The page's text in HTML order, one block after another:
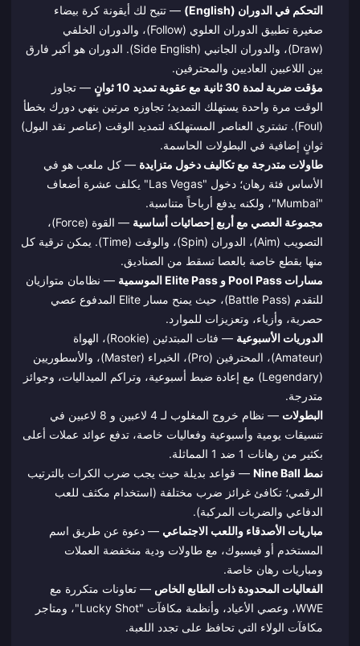
التحكم في الدوران (English)
— تتيح لك أيقونة كرة بيضاء
صغيرة تطبيق الدوران العلوي (Follow)، والدوران الخلفي
(Draw)، والدوران الجانبي (Side English). الدوران هو أكبر فارق
بين اللاعبين العاديين والمحترفين.
مؤقت ضربة لمدة 30 ثانية مع عقوبة تمديد 10 ثوانٍ
— تجاوز
الوقت مرة واحدة يستهلك التمديد؛ تجاوزه مرتين ينهي دورك بخطأ
(Foul). تشتري العناصر المستهلكة لتمديد الوقت (عناصر نقد البول)
ثوانٍ إضافية في البطولات الحاسمة.
طاولات متدرجة مع تكاليف دخول متزايدة — كل ملعب هو في
الأساس فئة رهان؛ دخول "Las Vegas" يكلف عشرة أضعاف
"Mumbai"، ولكنه يدفع أرباحاً متناسبة.
مجموعة العصي مع أربع إحصائيات أساسية
— القوة (Force)،
التصويب (Aim)، الدوران (Spin)، والوقت (Time). يمكن ترقية كل
منها بقطع خاصة بالعصا تسقط من الصناديق.
مسارات Pool Pass و Elite Pass الموسمية
— نظامان متوازيان
للتقدم (Battle Pass)، حيث يمنح مسار Elite المدفوع عصي
حصرية، وأزياء، وتعزيزات للموارد.
الدوريات الأسبوعية
— فئات المبتدئين (Rookie)، الهواة
(Amateur)، المحترفين (Pro)، الخبراء (Master)، والأسطوريين
(Legendary) مع إعادة ضبط أسبوعية، وتراكم الميداليات، وجوائز
متدرجة.
البطولات
— نظام خروج المغلوب لـ 4 لاعبين و 8 لاعبين في
تنسيقات يومية وأسبوعية وفعاليات خاصة، تدفع عوائد عملات أعلى
بكثير من رهانات 1 ضد 1 المماثلة.
نمط Nine Ball
— قواعد بديلة حيث يجب ضرب الكرات بالترتيب
الرقمي؛ تكافئ غرائز ضرب مختلفة (استخدام مكثف للعب
الدفاعي والضربات المركبة).
مباريات الأصدقاء واللعب الاجتماعي — دعوة عن طريق اسم
المستخدم أو فيسبوك، مع طاولات ودية منخفضة العملات
ومباريات رهان خاصة.
الفعاليات المحدودة ذات الطابع الخاص — تعاونات متكررة مع
WWE، وعصي الأعياد، وأنظمة مكافآت "Lucky Shot"، ومتاجر
مكافآت الولاء التي تحافظ على تجدد اللعبة.